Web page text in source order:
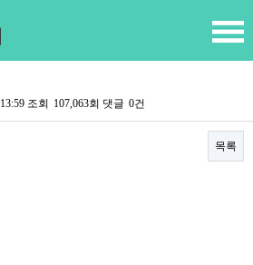
조회 107,063회 댓글 0건
목록